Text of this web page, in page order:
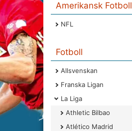
Amerikansk Fotboll
NFL
Fotboll
Allsvenskan
Franska Ligan
La Liga
Athletic Bilbao
Atlético Madrid